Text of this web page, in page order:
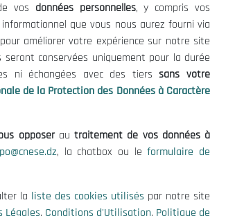
Données
Suggestions ou Initiatives ?
Newsletter
Inscrivez-vous, soyez le premier à
nos dernières nouvelles.
Suivez-Nous!
Économique, Social et Environnemental
vos données personnelles, y compris vos
que vous nous aurez fourni via
améliorer votre expérience sur notre site
conservées uniquement pour la durée
ni échangées avec des tierssans votre
de la Protection des Données à Caractère
opposerautraitement de vos données à
, la chatbox ou leformulaire de
la liste des cookies utilisés par notre site
Légales, Conditions d'Utilisation, Politique de